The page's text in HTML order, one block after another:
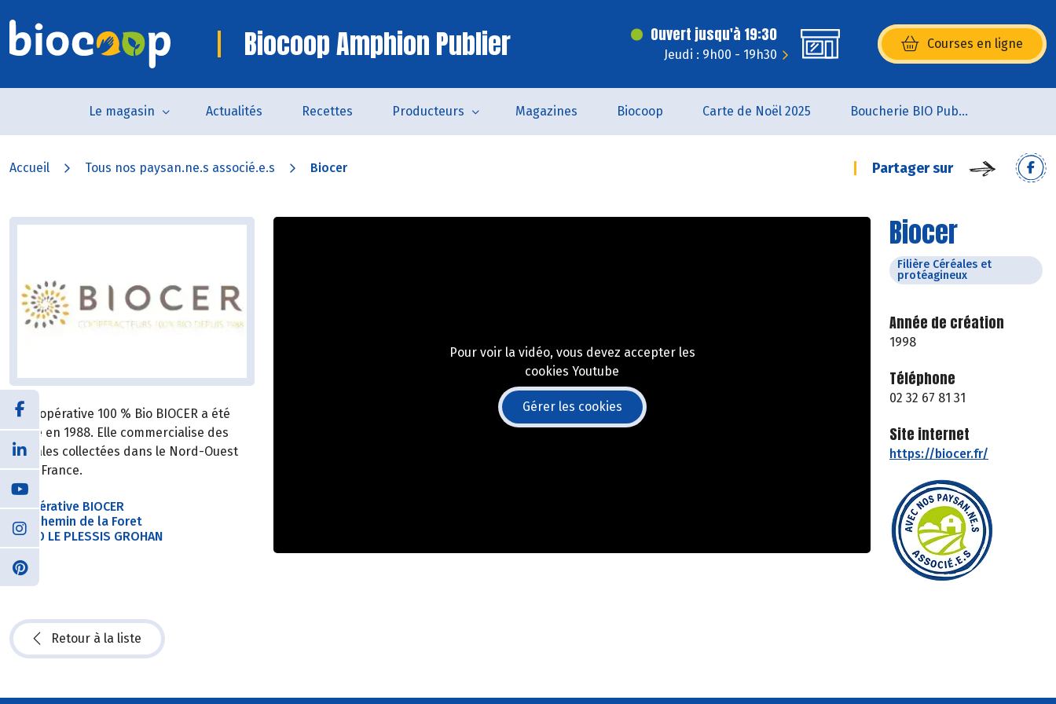
Biocoop Amphion Publier Ouvert jusqu'à 19:30
Jeudi : 9h00 - 19h30
Courses en ligne
(s’ouvre dans une nouvelle
Le magasin Actualités Recettes Producteurs Magazines Biocoop Carte de Noël 2025 Boucherie BIO Publier
Accueil Tous nos paysan.ne.s associé.e.s Biocer Partager sur
Biocer
Filière Céréales et
protéagineux
Année de création
1998
Téléphone
02 32 67 81 31
Site internet
https://biocer.fr/
La coopérative 100 % Bio BIOCER a été
créée en 1988. Elle commercialise des
céréales collectées dans le Nord-Ouest
de la France.
Coopérative BIOCER
240 chemin de la Foret
27180 LE PLESSIS GROHAN
Pour voir la vidéo, vous devez accepter les
cookies Youtube
Gérer les cookies
Retour à la liste